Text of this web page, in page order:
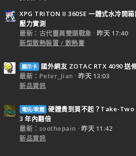
XPG TRITON II 360SE 一體式水冷開
壓力實測
最新：古代靈異雙頭戰象
昨天 17:40
新型散熱裝置 / 散熱膏
顯示卡
國外網友 ZOTAC RTX 4090 送
最新：Peter_Jian
昨天 13:03
新品資訊
電玩/軟體 硬體貴到買不起？Take-Two
3 年內翻倍
最新：soothepain
昨天 11:42
新品資訊